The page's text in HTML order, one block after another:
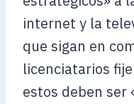
internet y la
que sigan en
licenciatarios
estos deben ser